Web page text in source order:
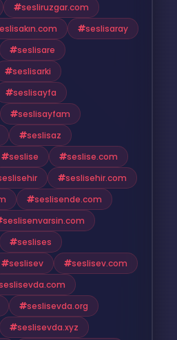
sesliruzgar.com
seslisaray
seslisare
seslisarki
seslisayfa
seslisayfam
seslisaz
seslise
seslise.com
seslisehir.com
seslisende.com
seslisenvarsin.com
seslises
seslisev
seslisev.com
seslisevda.org
seslisevda.xyz